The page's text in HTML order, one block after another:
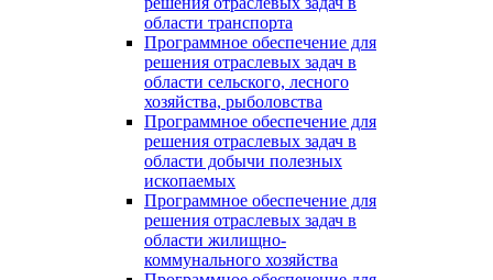
области транспорта
Программное обеспечение для
решения отраслевых задач в
области сельского, лесного
хозяйства, рыболовства
Программное обеспечение для
решения отраслевых задач в
области добычи полезных
ископаемых
Программное обеспечение для
решения отраслевых задач в
области жилищно-
коммунального хозяйства